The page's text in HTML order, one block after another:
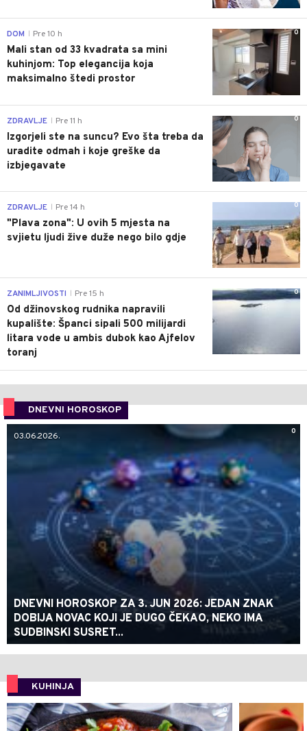
0
DOM Pre 10 h
Mali stan od 33 kvadrata sa mini
kuhinjom: Top elegancija koja
maksimalno štedi prostor
0
ZDRAVLJE Pre 11 h
Izgorjeli ste na suncu? Evo šta treba da
uradite odmah i koje greške da
izbjegavate
0
ZDRAVLJE Pre 14 h
"Plava zona": U ovih 5 mjesta na
svjietu ljudi žive duže nego bilo gdje
0
ZANIMLJIVOSTI Pre 15 h
Od džinovskog rudnika napravili
kupalište: Španci sipali 500 milijardi
litara vode u ambis dubok kao Ajfelov
toranj
DNEVNI HOROSKOP
0
03.06.2026.
DNEVNI HOROSKOP ZA 3. JUN 2026: JEDAN ZNAK
DOBIJA NOVAC KOJI JE DUGO ČEKAO, NEKO IMA
SUDBINSKI SUSRET...
KUHINJA
0